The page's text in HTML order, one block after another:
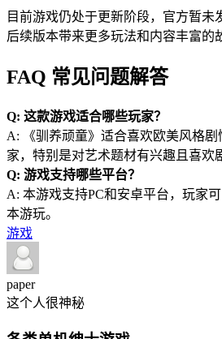
目前游戏仍处于更新阶段，官方暂未
后续版本带来更多玩法和内容丰富的
FAQ 常见问题解答
Q: 这款游戏适合哪些玩家？
A: 《驯养顽童》适合喜欢欧美风格
家，特别是对艺术题材有兴趣且喜欢
Q: 游戏支持哪些平台？
A: 本游戏支持PC和安卓平台，玩家
本游玩。
游戏
paper
这个人很神秘